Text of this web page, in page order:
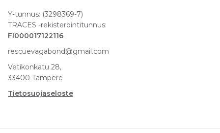
Y-tunnus: (3298369-7)
TRACES -rekisteröintitunnus:
FI000017122116
rescuevagabond@gmail.com
Vetikonkatu 28,
33400 Tampere
Tietosuojaseloste